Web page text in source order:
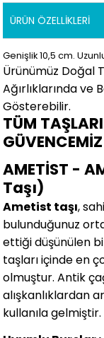
ÜRÜN ÖZELLIKLERI
Genişlik 10,5 cm.
Ürünümüz Doğal
Ağırlıklarında ve
Gösterebilir.
TÜM
AMETİST -
Taşı)
Ametist taşı,
bulunduğunuz
ettiği düşünülen
taşları içinde en
olmuştur. Antik
alışkanlıklardan
kullanıla gelmiştir.